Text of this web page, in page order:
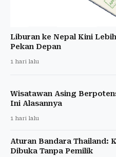
Liburan ke Nepal Kini
Pekan Depan
1 hari lalu
Wisatawan Asing
Ini Alasannya
1 hari lalu
Aturan Bandara Thailand:
Dibuka Tanpa Pemilik